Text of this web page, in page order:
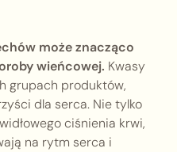
może znacząco
wieńcowej. Kwasy
grupach produktów,
dla serca. Nie tylko
ciśnienia krwi,
na rytm serca i